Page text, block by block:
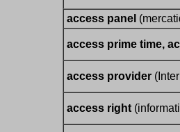
access panel
access prime time,
access provider
access right